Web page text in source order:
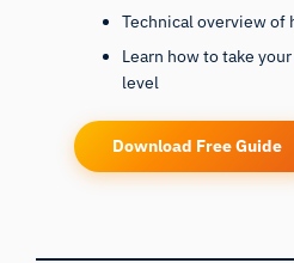
Technical overview of
Learn how to take
level
Download Free Guide